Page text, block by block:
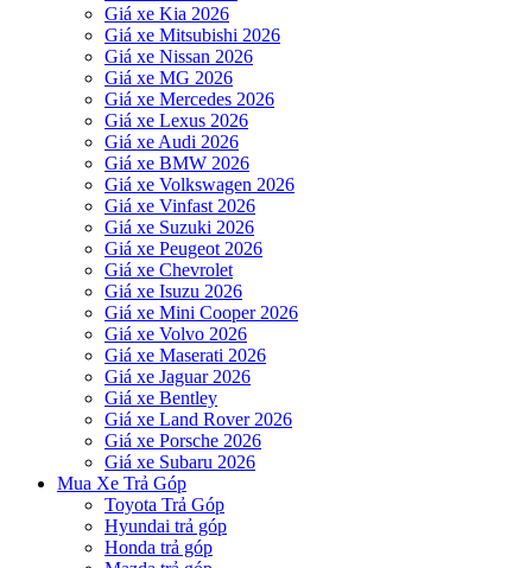
Giá xe Kia 2026
Giá xe Mitsubishi 2026
Giá xe Nissan 2026
Giá xe MG 2026
Giá xe Mercedes 2026
Giá xe Lexus 2026
Giá xe Audi 2026
Giá xe BMW 2026
Giá xe Volkswagen 2026
Giá xe Vinfast 2026
Giá xe Suzuki 2026
Giá xe Peugeot 2026
Giá xe Chevrolet
Giá xe Isuzu 2026
Giá xe Mini Cooper 2026
Giá xe Volvo 2026
Giá xe Maserati 2026
Giá xe Jaguar 2026
Giá xe Bentley
Giá xe Land Rover 2026
Giá xe Porsche 2026
Giá xe Subaru 2026
Mua Xe Trả Góp
Toyota Trả Góp
Hyundai trả góp
Honda trả góp